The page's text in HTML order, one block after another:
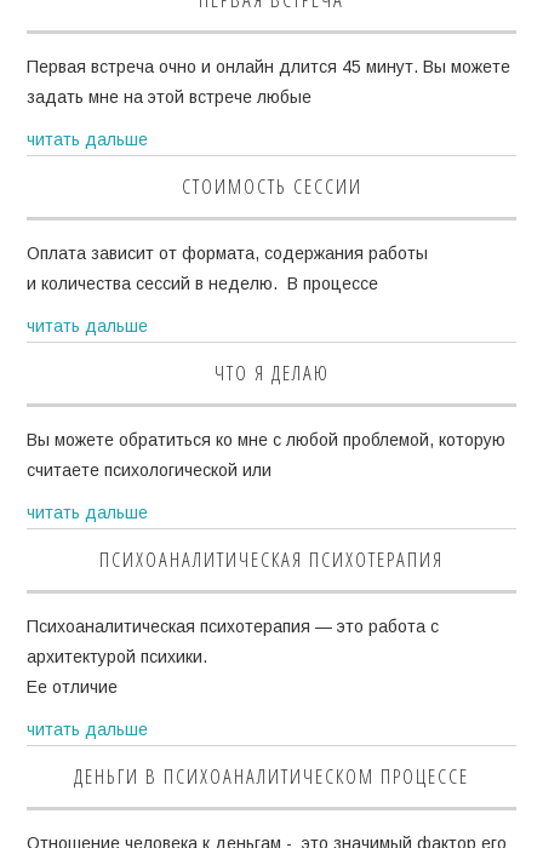
Первая встреча очно и онлайн длится 45 минут. Вы можете
задать мне на этой встрече любые
читать дальше
СТОИМОСТЬ СЕССИИ
Оплата зависит от формата, содержания работы
и количества сессий в неделю. В процессе
читать дальше
ЧТО Я ДЕЛАЮ
Вы можете обратиться ко мне с любой проблемой, которую
считаете психологической или
читать дальше
ПСИХОАНАЛИТИЧЕСКАЯ ПСИХОТЕРАПИЯ
Психоаналитическая психотерапия — это работа с
архитектурой психики.
Ее отличие
читать дальше
ДЕНЬГИ В ПСИХОАНАЛИТИЧЕСКОМ ПРОЦЕССЕ
Отношение человека к деньгам - это значимый фактор его